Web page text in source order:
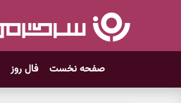
صفحه نخست فال روز